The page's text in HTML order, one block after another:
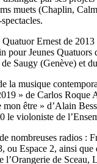
muets (Chaplin,
Ernest de 2013
pour Jeunes Quatuors
Saugy (Genève) et
la musique
» de Carlos Roque
mon être » d’Alain
le violoniste de
nombreuses radios :
ou Espace 2, ainsi que
l’Orangerie de Sceau,